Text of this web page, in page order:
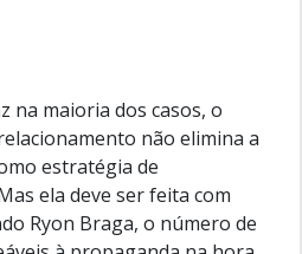
na maioria dos casos, o
não elimina a
estratégia de
ela deve ser feita com
Ryon Braga, o número de